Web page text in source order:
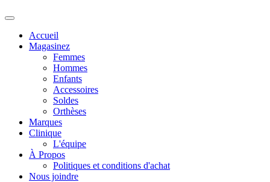
Accueil
Magasinez
Femmes
Hommes
Enfants
Accessoires
Soldes
Orthèses
Marques
Clinique
L'équipe
À Propos
Politiques et conditions d'achat
Nous joindre